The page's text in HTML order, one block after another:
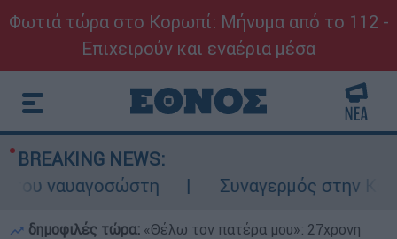
Φωτιά τώρα στο Κορωπί: Μήνυμα από το 112 -
Επιχειρούν και εναέρια μέσα
BREAKING NEWS:
ναυαγοσώστη
Συναγερμός στην
δημοφιλές τώρα: «Θέλω τον πατέρα μου»: 27χρονη